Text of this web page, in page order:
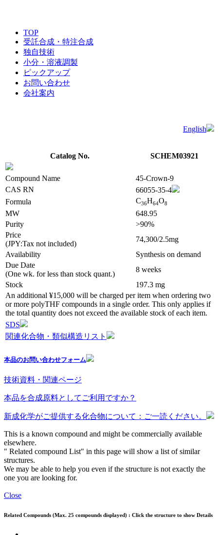
TOP
受託合成・特注合成
独自技術
小分・溶液調製
ピックアップ
お問い合わせ
会社案内
English
Catalog No. SCHEM03921
Compound Name
45-Crown-9
CAS RN
66055-35-4
Formula
C36H64O8
MW
648.95
Purity
>90%
Price
(JPY:Tax not included)
74,300/2.5mg
Availability
Synthesis on demand
Due Date
(One wk. for less than stock quant.)
8 weeks
Stock
197.3 mg
An additional ¥15,000 will be charged per item when ordering two
or more polyTHF compounds in a single order. This only applies if
the total quantity does not exceed the available stock of each item.
SDS
関連化合物・類似構造リスト
本品のお問い合わせフォーム
技術資料・関連ページ
本品を合成原料としてご利用ですか？
新成化学がご提供する化合物について：ご一読ください。
This is a known compound and might be commercially available
elsewhere.
" Related compound List" in this page will show a list of similar
structures.
We may be able to help you even if the structure is not exactly the
one you are looking for.
Close
Related Compounds (Max. 25 compounds displayed) : Click the structure to show Details